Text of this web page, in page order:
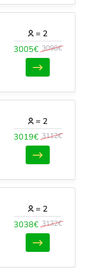
3005€ 3098€
= 2
3019€ 3112€
= 2
3038€ 3132€
= 2